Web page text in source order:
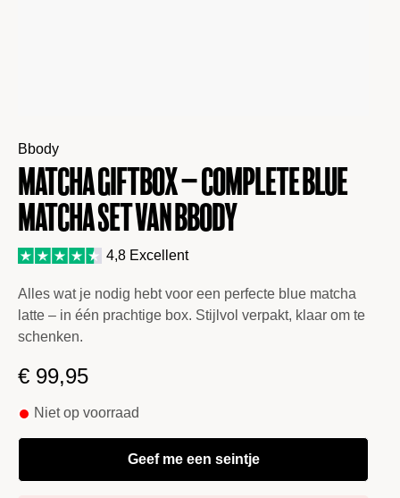
Bbody
Matcha giftbox – Complete Blue
Matcha set van Bbody
4,8 Excellent
Alles wat je nodig hebt voor een perfecte blue matcha
latte – in één prachtige box. Stijlvol verpakt, klaar om te
schenken.
€ 99,95
Niet op voorraad